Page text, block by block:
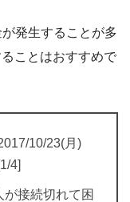
発生することが多
ことはおすすめで
10/23(月)
4]
接続切れて困